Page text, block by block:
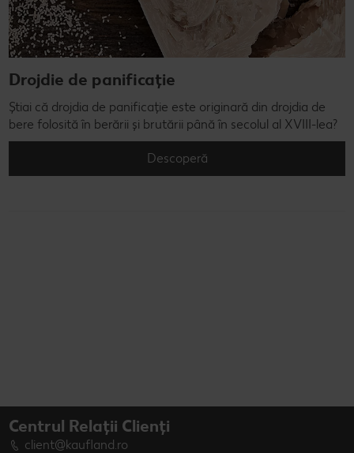
Drojdie de panificație
Știai că drojdia de panificație este originară din drojdia de
bere folosită în berării și brutării până în secolul al XVIII-lea?
Descoperă
Centrul Relații Clienți
client@kaufland.ro